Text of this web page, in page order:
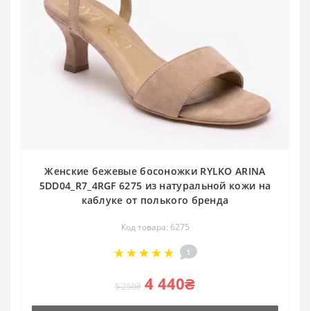
Женские бежевые босоножки RYLKO ARINA
5DD04_R7_4RGF 6275 из натуральной кожи на
каблуке от полького бренда
Код товара: 6275
1
5 250₴ 4 440₴